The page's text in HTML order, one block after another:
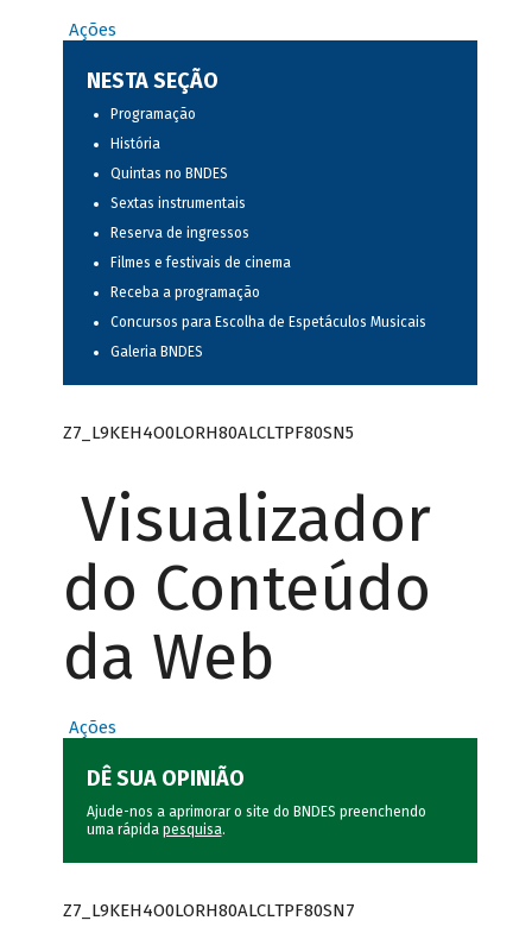
Ações
NESTA SEÇÃO
Programação
História
Quintas no BNDES
Sextas instrumentais
Reserva de ingressos
Filmes e festivais de cinema
Receba a programação
Concursos para Escolha de Espetáculos Musicais
Galeria BNDES
Z7_L9KEH4O0LORH80ALCLTPF80SN5
Visualizador
do Conteúdo
da Web
Ações
DÊ SUA OPINIÃO
Ajude-nos a aprimorar o site do BNDES preenchendo
uma rápida pesquisa.
Z7_L9KEH4O0LORH80ALCLTPF80SN7